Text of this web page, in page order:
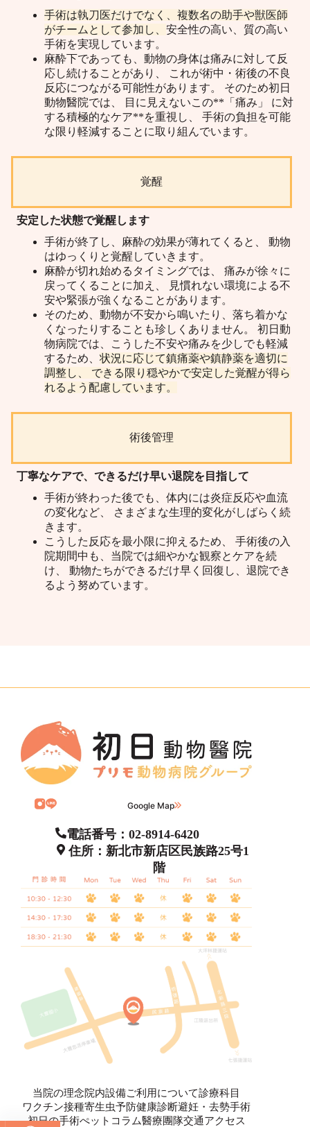
手術は執刀医だけでなく、複数名の助手や獣医師
がチームとして参加し、 安全性の高い、質の高い
手術を実現しています。
麻酔下であっても、動物の身体は痛みに対して反
応し続けることがあり、 これが術中・術後の不良
反応につながる可能性があります。 そのため初日
動物醫院では、 目に見えないこの**「痛み」 に対
する積極的なケア**を重視し、 手術の負担を可能
な限り軽減することに取り組んでいます。
覚醒
安定した状態で覚醒します
手術が終了し、麻酔の効果が薄れてくると、 動物
はゆっくりと覚醒していきます。
麻酔が切れ始めるタイミングでは、 痛みが徐々に
戻ってくることに加え、 見慣れない環境による不
安や緊張が強くなることがあります。
そのため、動物が不安から鳴いたり、落ち着かな
くなったりすることも珍しくありません。 初日動
物病院では、こうした不安や痛みを少しでも軽減
するため、 状況に応じて鎮痛薬や鎮静薬を適切に
調整し、 できる限り穏やかで安定した覚醒が得ら
れるよう配慮しています。
術後管理
丁寧なケアで、できるだけ早い退院を目指して
手術が終わった後でも、体内には炎症反応や血流
の変化など、 さまざまな生理的変化がしばらく続
きます。
こうした反応を最小限に抑えるため、 手術後の入
院期間中も、当院では細やかな観察とケアを続
け、 動物たちができるだけ早く回復し、退院でき
るよう努めています。
Google Map
電話番号：02-8914-6420
住所：新北市新店区民族路25号1
階
当院の理念院内設備ご利用について診療科目
ワクチン接種寄生虫予防健康診断避妊・去勢手術
初日の手術ぺットコラム醫療團隊交通アクセス